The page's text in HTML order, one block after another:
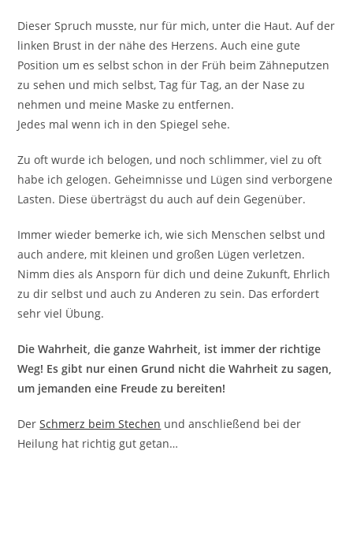
Dieser Spruch musste, nur für mich, unter die Haut. Auf der
linken Brust in der nähe des Herzens. Auch eine gute
Position um es selbst schon in der Früh beim Zähneputzen
zu sehen und mich selbst, Tag für Tag, an der Nase zu
nehmen und meine Maske zu entfernen.
Jedes mal wenn ich in den Spiegel sehe.
Zu oft wurde ich belogen, und noch schlimmer, viel zu oft
habe ich gelogen. Geheimnisse und Lügen sind verborgene
Lasten. Diese überträgst du auch auf dein Gegenüber.
Immer wieder bemerke ich, wie sich Menschen selbst und
auch andere, mit kleinen und großen Lügen verletzen.
Nimm dies als Ansporn für dich und deine Zukunft, Ehrlich
zu dir selbst und auch zu Anderen zu sein. Das erfordert
sehr viel Übung.
Die Wahrheit, die ganze Wahrheit, ist immer der richtige
Weg! Es gibt nur einen Grund nicht die Wahrheit zu sagen,
um jemanden eine Freude zu bereiten!
DerSchmerz beim Stechen und anschließend bei der
Heilung hat richtig gut getan…